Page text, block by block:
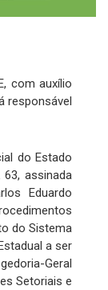
com auxílio
responsável
do Estado
assinada
Eduardo
do Sistema
a ser
Geral
Setoriais e